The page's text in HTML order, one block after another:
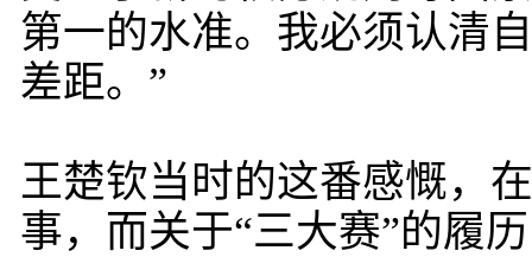
第一的水准。我必须认清
差距。”
王楚钦当时的这番感慨，
事，而关于“三大赛”的履